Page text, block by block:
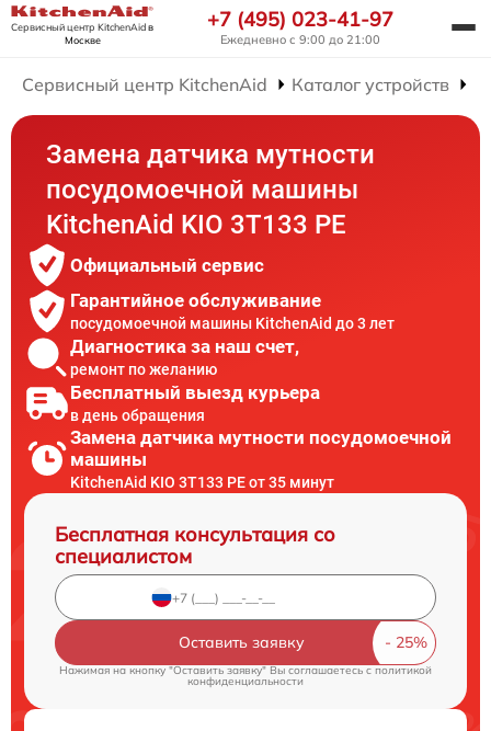
Сервисный центр KitchenAidв
Москве
+7 (495) 023-41-97
Ежедневно с 9:00 до 21:00
Сервисный центр KitchenAid Каталог устройств
Замена датчика мутности
посудомоечной машины
KitchenAid KIO 3T133 PE
Официальный сервис
Гарантийное обслуживание
посудомоечной машины KitchenAid до 3 лет
Диагностика за наш счет,
ремонт по желанию
Бесплатный выезд курьера
в день обращения
Замена датчика мутности посудомоечной
машины
KitchenAid KIO 3T133 PE от 35 минут
Бесплатная консультация со
специалистом
Оставить заявку
Нажимая на кнопку "Оставить заявку" Вы соглашаетесь cполитикой
конфиденциальности